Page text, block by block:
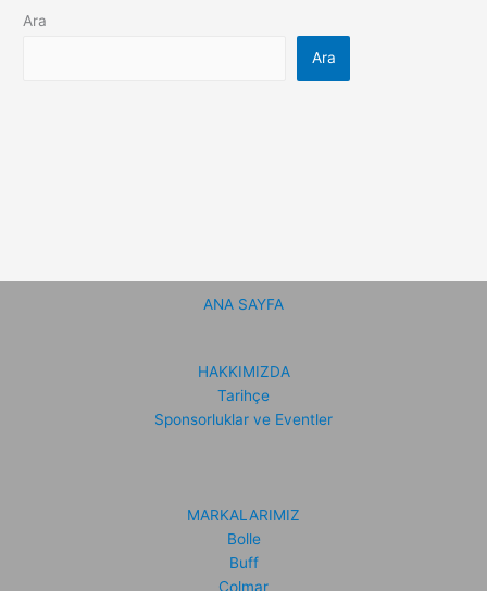
Ara
Ara
ANA SAYFA
HAKKIMIZDA
Tarihçe
Sponsorluklar ve Eventler
MARKALARIMIZ
Bolle
Buff
Colmar